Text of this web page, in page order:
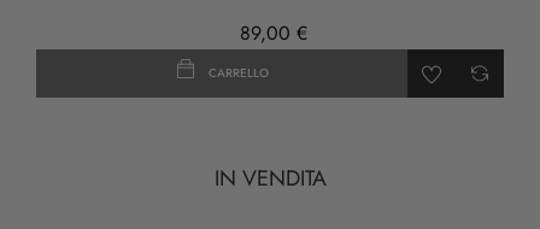
89,00 €
CARRELLO
IN VENDITA